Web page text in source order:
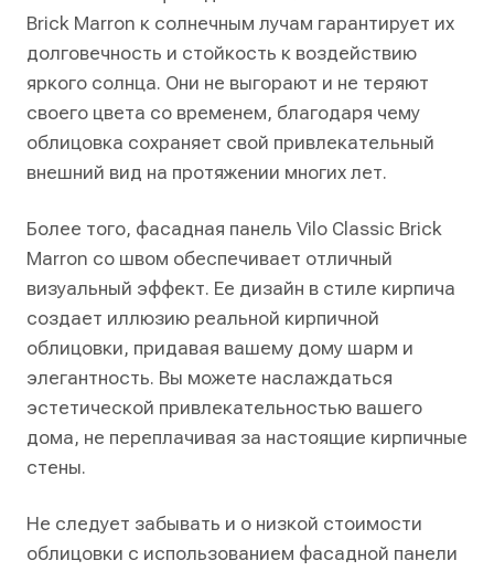
Brick Marron к солнечным лучам гарантирует их
долговечность и стойкость к воздействию
яркого солнца. Они не выгорают и не теряют
своего цвета со временем, благодаря чему
облицовка сохраняет свой привлекательный
внешний вид на протяжении многих лет.
Более того, фасадная панель Vilo Classic Brick
Marron со швом обеспечивает отличный
визуальный эффект. Ее дизайн в стиле кирпича
создает иллюзию реальной кирпичной
облицовки, придавая вашему дому шарм и
элегантность. Вы можете наслаждаться
эстетической привлекательностью вашего
дома, не переплачивая за настоящие кирпичные
стены.
Не следует забывать и о низкой стоимости
облицовки с использованием фасадной панели